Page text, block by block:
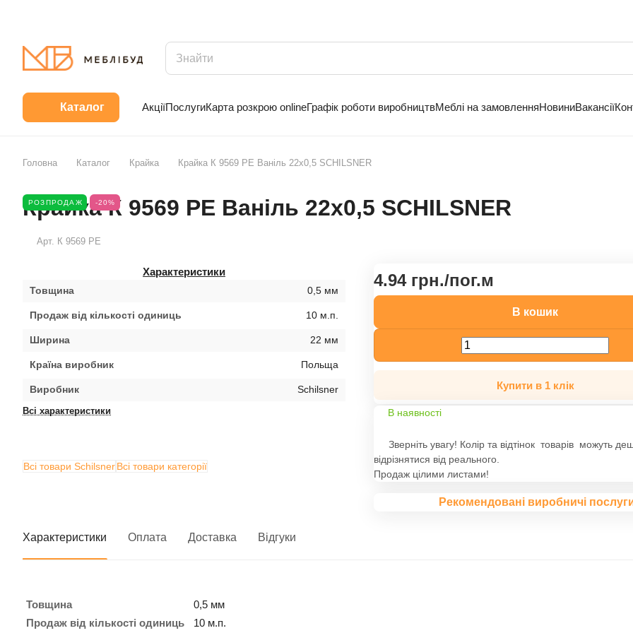
Каталог АкціїПослугиКарта розкрою onlineГрафік роботи виробництвМеблі на замовленняНовиниВакансії
Головна Каталог Крайка Крайка К 9569 РЕ Ваніль 22х0,5 SCHILSNER
РОЗПРОДАЖ -20%
Крайка К 9569 РЕ Ваніль 22х0,5 SCHILSNER
Арт. К 9569 РЕ
Характеристики
Товщина 0,5 мм
Продаж від кількості одиниць 10 м.п.
Ширина 22 мм
Країна виробник Польща
Виробник Schilsner
Всі характеристики
Всі товари SchilsnerВсі товари категорії
4.94 грн./пог.м
В кошик
Купити в 1 клік
В наявності
Зверніть увагу! Колір та відтінок товарів можуть
відрізнятися від реального.
Продаж цілими листами!
Рекомендовані виробничі
Характеристики Оплата Доставка Відгуки
Товщина
0,5 мм
Продаж від кількості одиниць
10 м.п.